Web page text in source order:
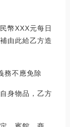
幣XXX元每日
由此給乙方造
務不應免除
身物品，乙方